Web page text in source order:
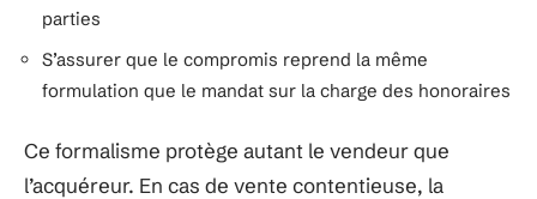
parties
S’assurer que le compromis reprend la même
formulation que le mandat sur la charge des honoraires
Ce formalisme protège autant le vendeur que
l’acquéreur. En cas de vente contentieuse, la